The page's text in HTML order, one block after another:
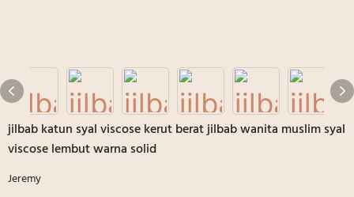
jilbab katun syal viscose kerut berat jilbab wanita muslim syal
viscose lembut warna solid
Jeremy